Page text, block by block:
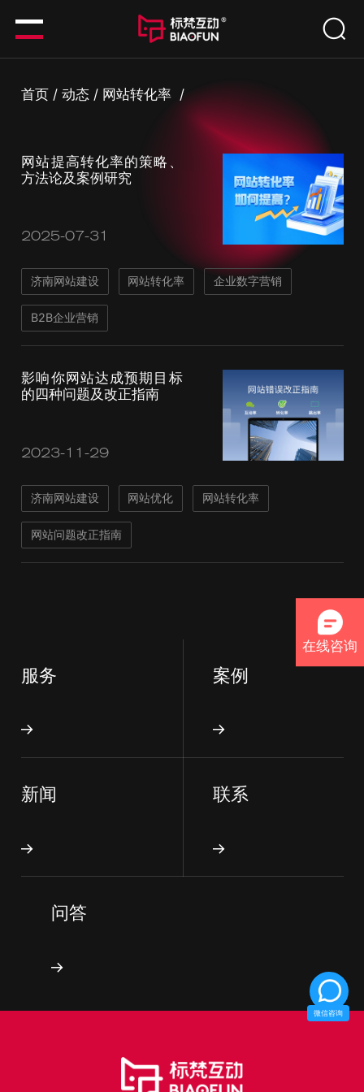
首页 /动态 / 网站转化率 /
网站提高转化率的策略、
方法论及案例研究
2025-07-31
济南网站建设 网站转化率 企业数字营销
B2B企业营销
影响你网站达成预期目标
的四种问题及改正指南
2023-11-29
济南网站建设 网站优化 网站转化率
网站问题改正指南
服务 案例
新闻 联系
问答
微信咨询
在线咨询